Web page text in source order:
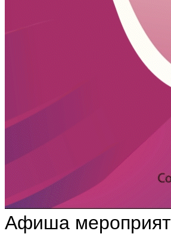
Афиша